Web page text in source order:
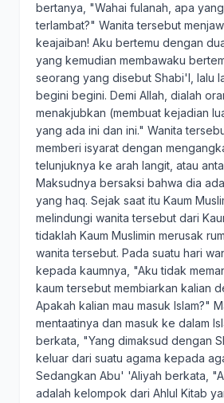
bertanya, "Wahai fulanah, apa
terlambat?" Wanita tersebut
keajaiban! Aku bertemu dengan
yang kemudian membawaku
seorang yang disebut Shabi'I, lalu
begini begini. Demi Allah, dialah
menakjubkan (membuat kejadian
yang ada ini dan ini." Wanita
memberi isyarat dengan
telunjuknya ke arah langit, atau
Maksudnya bersaksi bahwa dia
yang haq. Sejak saat itu Kaum
melindungi wanita tersebut dari
tidaklah Kaum Muslimin merusak
wanita tersebut. Pada suatu hari
kepada kaumnya, "Aku tidak
kaum tersebut membiarkan kalian
Apakah kalian mau masuk Islam?"
mentaatinya dan masuk ke dalam
berkata, "Yang dimaksud dengan
keluar dari suatu agama kepada
Sedangkan Abu' 'Aliyah berkata,
adalah kelompok dari Ahlul Kitab